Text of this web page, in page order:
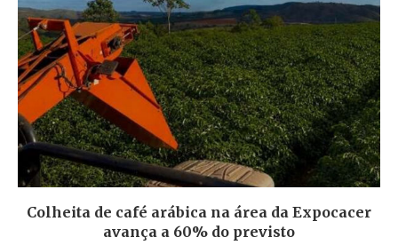
Colheita de café arábica na área da Expocacer
avança a 60% do previsto